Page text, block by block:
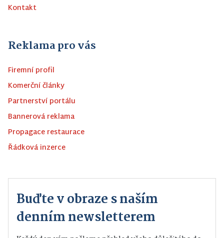
Kontakt
Reklama pro vás
Firemní profil
Komerční články
Partnerství portálu
Bannerová reklama
Propagace restaurace
Řádková inzerce
Buďte v obraze s naším
denním newsletterem